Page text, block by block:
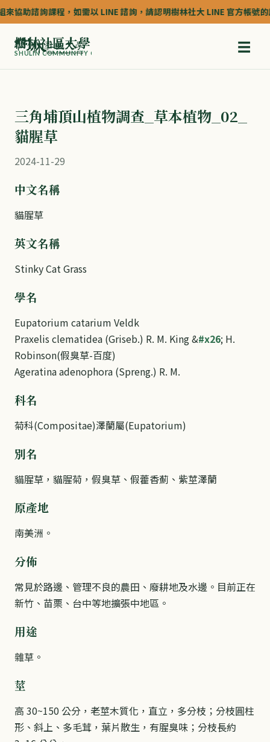
助諮詢課程，如需以 LINE 諮詢，請認明樹林社大 LINE 官方帳號的
樹林社區大學
SHULIN COMMUNITY COLLEGE ☰
三角埔頂山植物調查_草本植物_02_
貓腥草
2024-11-29
中文名稱
貓腥草
英文名稱
Stinky Cat Grass
學名
Eupatorium catarium Veldk
Praxelis clematidea (Griseb.) R. M. King &#x26; H.
Robinson(假臭草-百度)
Ageratina adenophora (Spreng.) R. M.
科名
菊科(Compositae)澤蘭屬(Eupatorium)
別名
貓腥草，貓腥菊，假臭草、假藿香薊、紫莖澤蘭
原產地
南美洲。
分佈
常見於路邊、管理不良的農田、廢耕地及水邊。目前正在
新竹、苗栗、台中等地擴張中地區。
用途
雜草。
莖
高 30~150 公分，老莖木質化，直立，多分枝；分枝圓柱
形、斜上、多毛茸，葉片散生，有腥臭味；分枝長約